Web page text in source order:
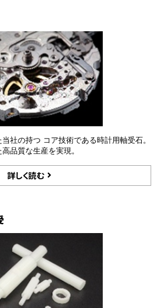
社の持つ コア技術である時計用軸受石。
品質な生産を実現。
詳しく読む